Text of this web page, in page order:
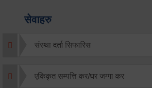
सेवाहरु
संस्था दर्ता सिफारिस
एकिकृत सम्पत्ति कर/घर जग्गा कर